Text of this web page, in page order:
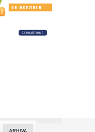
nikako nije trebalo pred
Beograda: Komšije otkrile
ARHIVA